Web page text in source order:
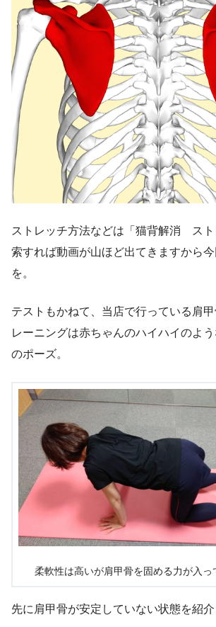
ストレッチ方法などは「猫背解消 スト
索すれば動画が山ほど出てきますから
を。
テストもかねて、当店で行っている肩
レーニングは赤ちゃんのハイハイのよう
のポーズ。
柔軟性は高いが肩甲骨を固める力が入っ
先に肩甲骨が安定していない状態を紹介